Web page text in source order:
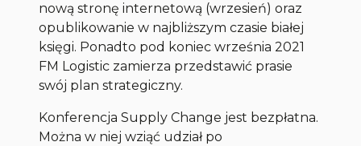
nową stronę internetową (wrzesień) oraz
opublikowanie w najbliższym czasie białej
księgi. Ponadto pod koniec września 2021
FM Logistic zamierza przedstawić prasie
swój plan strategiczny.
Konferencja Supply Change jest bezpłatna.
Można w niej wziąć udział po